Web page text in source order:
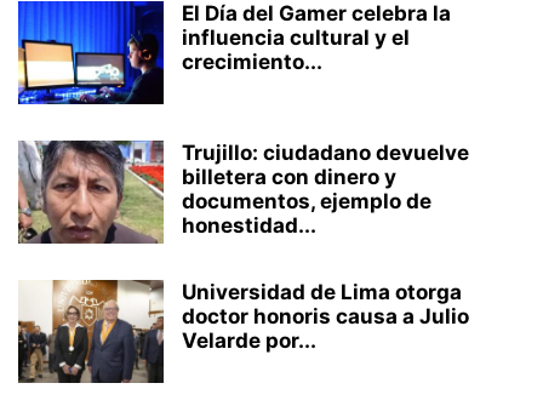
El Día del Gamer celebra la
influencia cultural y el
crecimiento...
Trujillo: ciudadano devuelve
billetera con dinero y
documentos, ejemplo de
honestidad...
Universidad de Lima otorga
doctor honoris causa a Julio
Velarde por...